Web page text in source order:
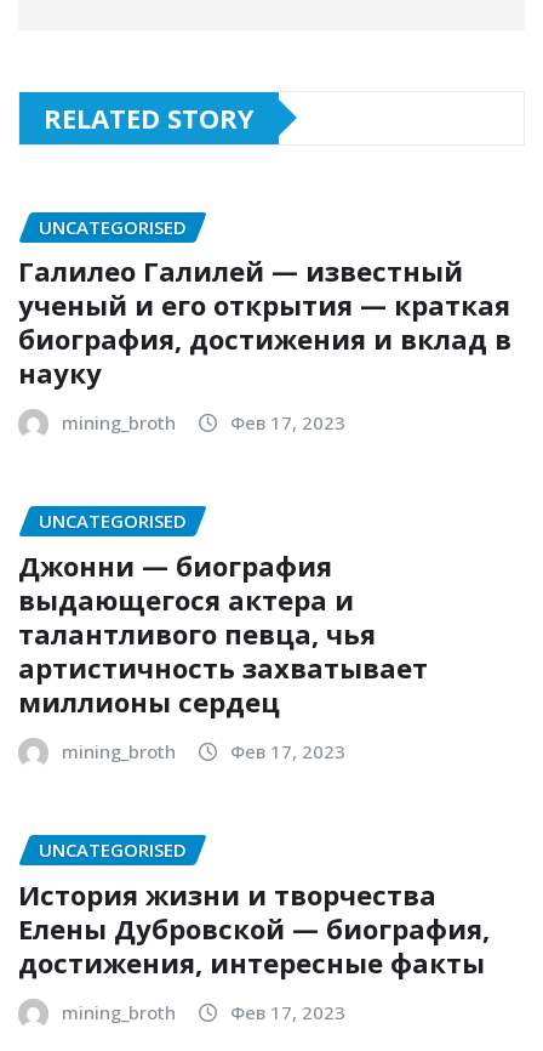
RELATED STORY
UNCATEGORISED
Галилео Галилей — известный
ученый и его открытия — краткая
биография, достижения и вклад в
науку
mining_broth Фев 17, 2023
UNCATEGORISED
Джонни — биография
выдающегося актера и
талантливого певца, чья
артистичность захватывает
миллионы сердец
mining_broth Фев 17, 2023
UNCATEGORISED
История жизни и творчества
Елены Дубровской — биография,
достижения, интересные факты
mining_broth Фев 17, 2023